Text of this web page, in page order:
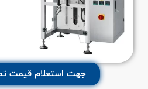
جهت استعلام قیمت